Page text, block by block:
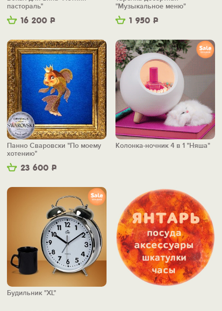
16 200 Р
пастораль"
1 950 Р
"Музыкальное меню"
23 600 Р
Панно Сваровски "По моему
хотению"
Колонка-ночник 4 в 1 "Няша"
Будильник "XL"